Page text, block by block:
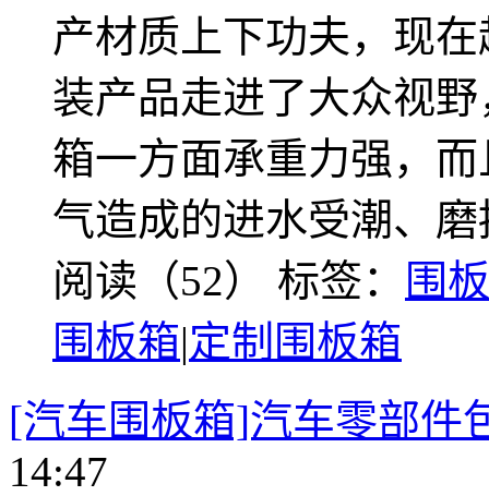
产材质上下功夫，现
装产品走进了大众视
箱一方面承重力强，
气造成的进水受潮、磨
阅读（52） 标签：
围
围板箱|定制围板箱
[汽车围板箱]汽车零部件
14:47